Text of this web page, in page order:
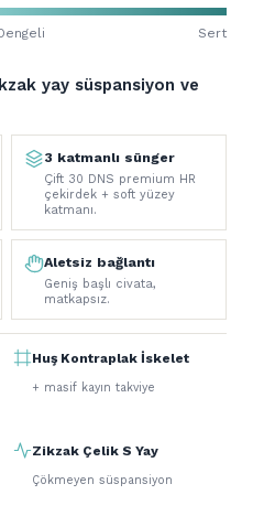
yay süspansiyon ve
3 katmanlı sünger
Çift 30 DNS premium HR
çekirdek + soft yüzey
katmanı.
Aletsiz bağlantı
Geniş başlı civata,
matkapsız.
Huş Kontraplak İskelet
+ masif kayın takviye
Zikzak Çelik S Yay
Çökmeyen süspansiyon
Sert